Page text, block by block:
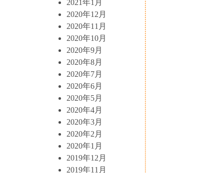
2021年1月
2020年12月
2020年11月
2020年10月
2020年9月
2020年8月
2020年7月
2020年6月
2020年5月
2020年4月
2020年3月
2020年2月
2020年1月
2019年12月
2019年11月